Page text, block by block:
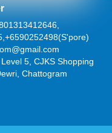
5, CJKS Shopping
Chattogram